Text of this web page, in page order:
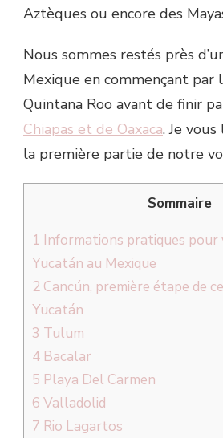
Aztèques ou encore des
Nous sommes restés près
Mexique en commençant par
Quintana Roo avant de finir
Chiapas et de Oaxaca. Je
la première partie de notre
Sommaire
1 Informations pratiques pour
Yucatán au Mexique
2 Cancún, première étape de
Yucatán
3 Tulum
4 Bacalar
5 Playa Del Carmen
6 Valladolid
7 Rio Lagartos